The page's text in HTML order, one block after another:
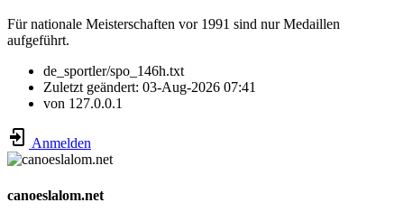
Für nationale Meisterschaften vor 1991 sind nur Medaillen
aufgeführt.
de_sportler/spo_146h.txt
Zuletzt geändert: 03-Aug-2026 07:41
von 127.0.0.1
Anmelden
canoeslalom.net